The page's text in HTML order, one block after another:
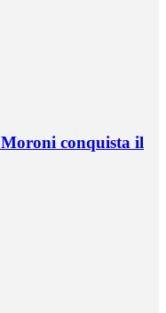
conquista il